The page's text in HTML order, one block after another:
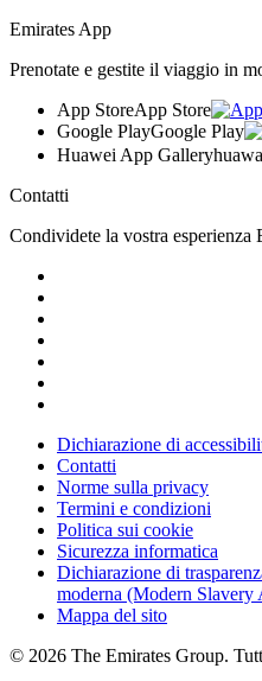
Emirates App
Prenotate e gestite il viaggio in
App StoreApp Store
Google PlayGoogle Play
Huawei App Gallery
Contatti
Condividete la vostra esperienza
Dichiarazione di
Contatti
Norme sulla privacy
Termini e condizioni
Politica sui cookie
Sicurezza informatica
Dichiarazione di
moderna (Modern Slavery
Mappa del sito
© 2026 The Emirates Group.